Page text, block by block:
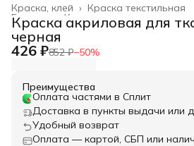
Краска текстильная
Краска, клей ›
Канцелярские товары ›
Главная ›
Краска акриловая для
черная
426 ₽852 ₽−50%
Преимущества
Оплата частями в Сплит
Доставка в пункты выдачи или
Удобный возврат
Оплата — картой, СБП или